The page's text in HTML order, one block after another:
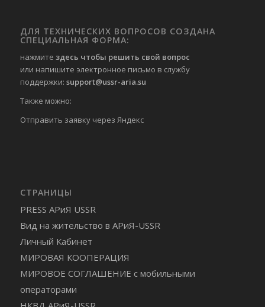
ДЛЯ ТЕХНИЧЕСКИХ ВОПРОСОВ СОЗДАНА
СПЕЦИАЛЬНАЯ ФОРМА:
нажмите здесь чтобы решить свой вопрос
или напишите электронное письмо в службу
поддержки: support@ussr-aria.su
Также можно:
Отправить заявку через Яндекс
СТРАНИЦЫ
PRESS АРиЯ USSR
Вид на жительство в АРиЯ-USSR
Личный Кабинет
МИРОВАЯ КООПЕРАЦИЯ
МИРОВОЕ СОГЛАШЕНИЕ с мобильными
операторами